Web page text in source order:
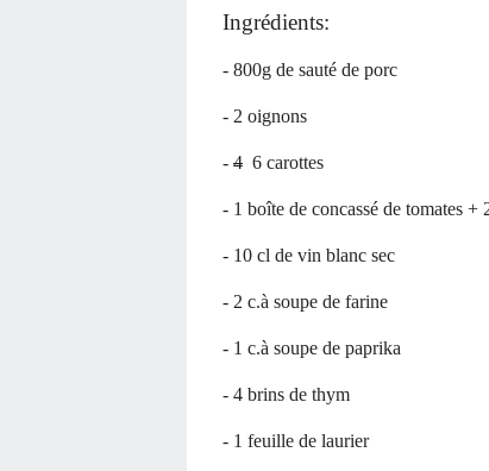
Ingrédients:
- 800g de sauté de porc
- 2 oignons
- 4 6 carottes
- 1 boîte de concassé de tomates +
- 10 cl de vin blanc sec
- 2 c.à soupe de farine
- 1 c.à soupe de paprika
- 4 brins de thym
- 1 feuille de laurier